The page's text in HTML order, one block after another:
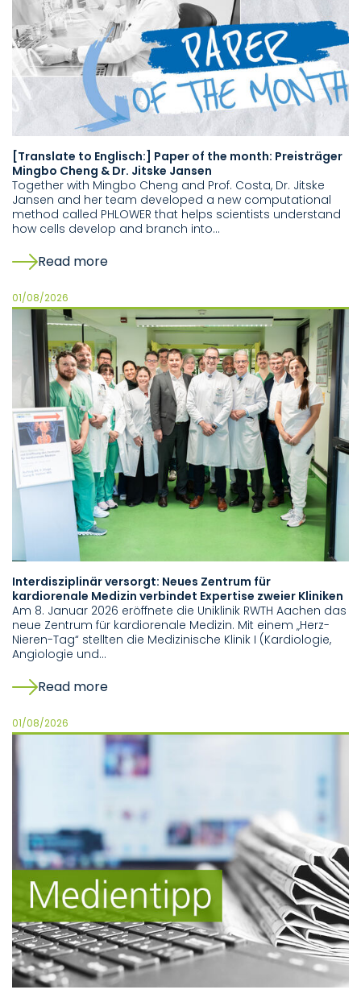
[Translate to Englisch:] Paper of the month: Preisträger
Mingbo Cheng & Dr. Jitske Jansen
Together with Mingbo Cheng and Prof. Costa, Dr. Jitske
Jansen and her team developed a new computational
method called PHLOWER that helps scientists understand
how cells develop and branch into…
Read more
01/08/2026
Interdisziplinär versorgt: Neues Zentrum für
kardiorenale Medizin verbindet Expertise zweier Kliniken
Am 8. Januar 2026 eröffnete die Uniklinik RWTH Aachen das
neue Zentrum für kardiorenale Medizin. Mit einem „Herz-
Nieren-Tag“ stellten die Medizinische Klinik I (Kardiologie,
Angiologie und…
Read more
01/08/2026